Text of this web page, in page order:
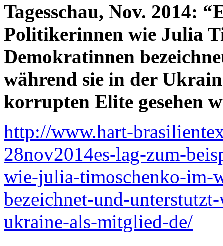
Tagesschau, Nov. 2014:
Politikerinnen wie Julia
Demokratinnen
während sie in der
korrupten Elite gesehen
http://www.hart-
28nov2014es-lag-zum-
wie-julia-timoschenko-im-
bezeichnet-und-
ukraine-als-mitglied-de/